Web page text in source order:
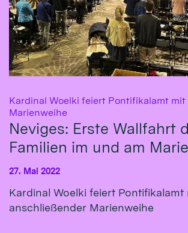
Kardinal Woelki feiert Pontifikalamt
Marienweihe
Neviges: Erste Wallfahrt
Familien im und am
27. Mai 2022
Kardinal Woelki feiert Pontifikalamt
anschließender Marienweihe